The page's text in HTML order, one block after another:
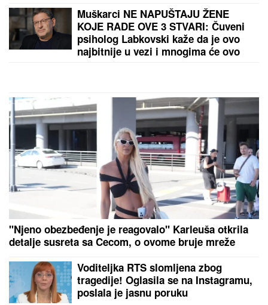
otkrila javno: Ništa od preseljenja, pukla ljubav
preko noći
Loša vest stigla na "Marakanu": Zvezdi drastično
opale šanse